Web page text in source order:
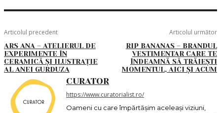
Articolul precedent
ARS ANA – ATELIERUL DE
EXPERIMENTE ÎN
CERAMICĂ ȘI ILUSTRAȚIE
AL ANEI GURDUZA
Articolul următor
RIP BANANAS – BRANDUL
VESTIMENTAR CARE TE
ÎNDEAMNĂ SĂ TRĂIEȘTI
MOMENTUL, AICI ȘI ACUM
CURATOR
https://www.curatorialist.ro/
Oameni cu care împărtășim aceleași viziuni,